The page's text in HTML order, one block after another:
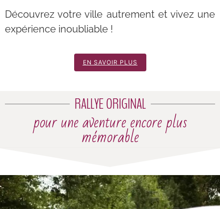
Découvrez votre ville autrement et vivez une
expérience inoubliable !
EN SAVOIR PLUS
RALLYE ORIGINAL
pour une aventure encore plus
mémorable